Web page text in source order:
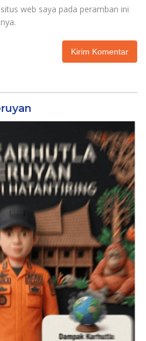
web saya pada peramban ini